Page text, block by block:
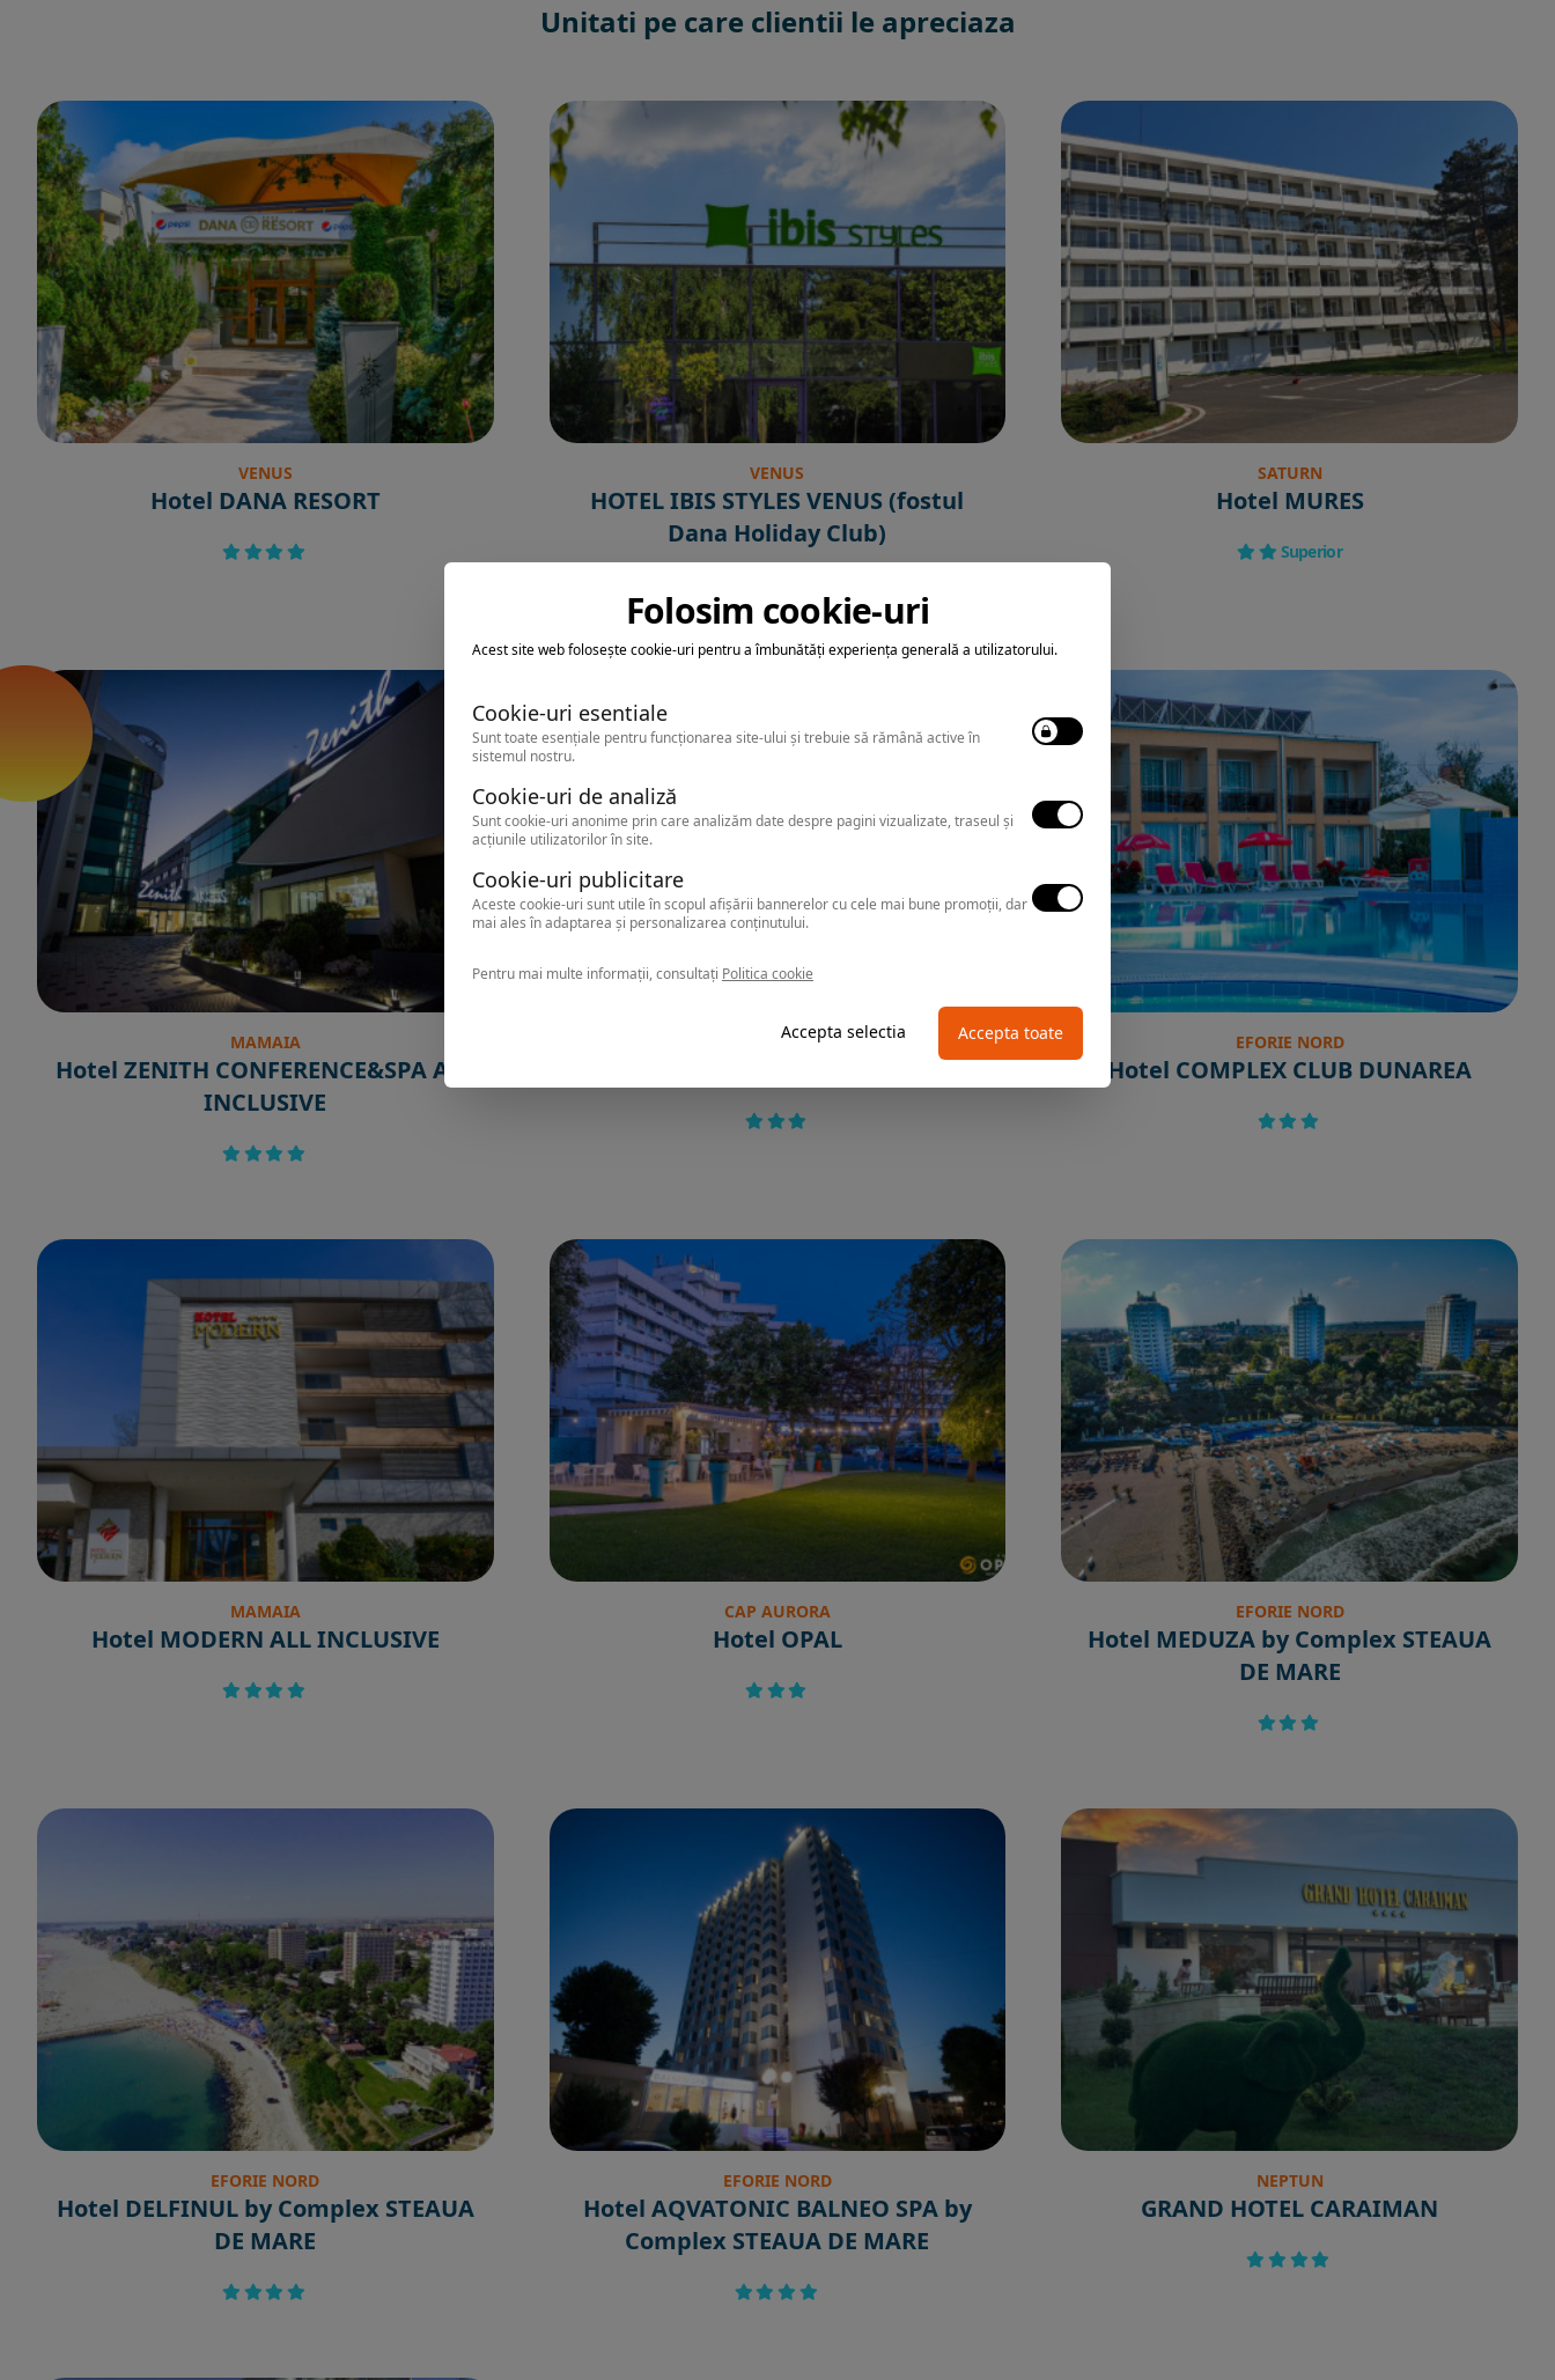
Unitati pe care clientii le apreciaza
VENUS
Hotel DANA RESORT
VENUS
HOTEL IBIS STYLES VENUS (fostul
Dana Holiday Club)
SATURN
Hotel MURES
Superior
MAMAIA
Hotel ZENITH CONFERENCE&SPA ALL
INCLUSIVE
NEPTUN EFORIE NORD
Hotel COMPLEX CLUB DUNAREA
MAMAIA
Hotel MODERN ALL INCLUSIVE
CAP AURORA
Hotel OPAL
EFORIE NORD
Hotel MEDUZA by Complex STEAUA
DE MARE
EFORIE NORD
Hotel DELFINUL by Complex STEAUA
DE MARE
EFORIE NORD
Hotel AQVATONIC BALNEO SPA by
Complex STEAUA DE MARE
NEPTUN
GRAND HOTEL CARAIMAN
Folosim cookie-uri
Acest site web folosește cookie-uri pentru a îmbunătăți experiența generală a utilizatorului.
Cookie-uri esentiale
Sunt toate esențiale pentru funcționarea site-ului și trebuie să rămână active în
sistemul nostru.
Cookie-uri de analiză
Sunt cookie-uri anonime prin care analizăm date despre pagini vizualizate, traseul și
acțiunile utilizatorilor în site.
Cookie-uri publicitare
Aceste cookie-uri sunt utile în scopul afișării bannerelor cu cele mai bune promoții, dar
mai ales în adaptarea și personalizarea conținutului.
Pentru mai multe informații, consultați Politica cookie
Accepta selectia Accepta toate